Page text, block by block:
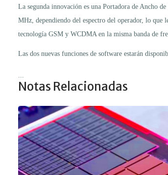
La segunda innovación es una Portadora de Ancho
MHz, dependiendo del espectro del operador, lo
tecnología GSM y WCDMA en la misma banda de
Las dos nuevas funciones de software estarán
Notas Relacionadas